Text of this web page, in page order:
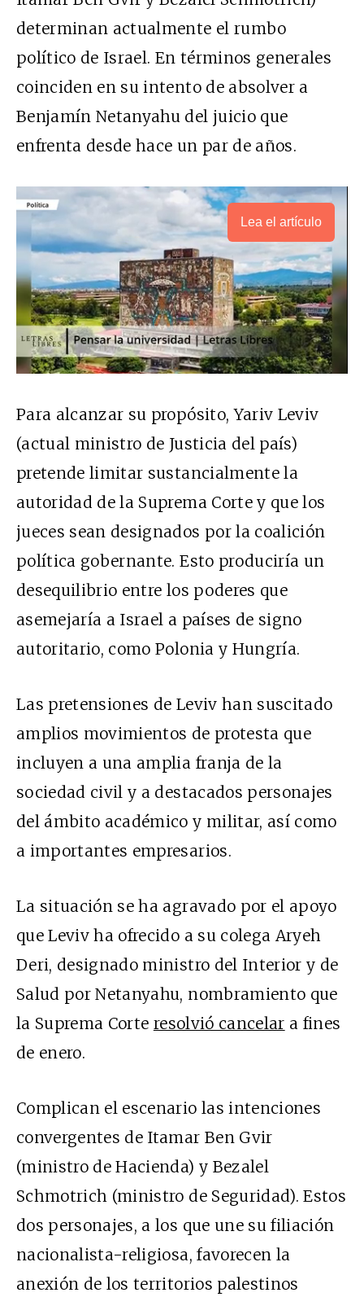
determinan actualmente el rumbo
político de Israel. En términos generales
coinciden en su intento de absolver a
Benjamín Netanyahu del juicio que
enfrenta desde hace un par de años.
Lea el artículo
Para alcanzar su propósito, Yariv Leviv
(actual ministro de Justicia del país)
pretende limitar sustancialmente la
autoridad de la Suprema Corte y que los
jueces sean designados por la coalición
política gobernante. Esto produciría un
desequilibrio entre los poderes que
asemejaría a Israel a países de signo
autoritario, como Polonia y Hungría.
Las pretensiones de Leviv han suscitado
amplios movimientos de protesta que
incluyen a una amplia franja de la
sociedad civil y a destacados personajes
del ámbito académico y militar, así como
a importantes empresarios.
La situación se ha agravado por el apoyo
que Leviv ha ofrecido a su colega Aryeh
Deri, designado ministro del Interior y de
Salud por Netanyahu, nombramiento que
la Suprema Corte resolvió cancelar a fines
de enero.
Complican el escenario las intenciones
convergentes de Itamar Ben Gvir
(ministro de Hacienda) y Bezalel
Schmotrich (ministro de Seguridad). Estos
dos personajes, a los que une su filiación
nacionalista-religiosa, favorecen la
anexión de los territorios palestinos